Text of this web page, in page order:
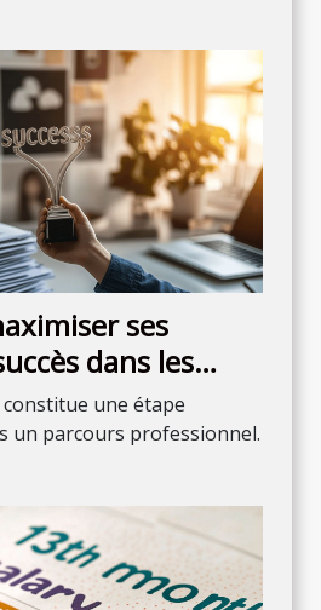
ses
dans les
une étape
un parcours professionnel.